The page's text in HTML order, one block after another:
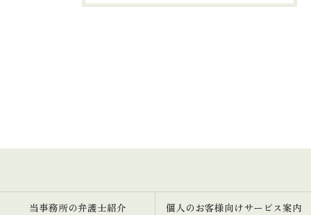
当事務所の弁護士紹介 個人のお客様向けサービス案内